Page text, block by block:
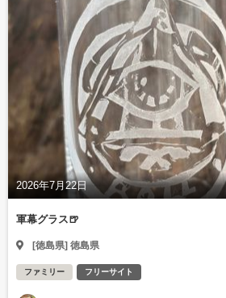
2026年7月22日
軍幕グラス🍺
[徳島県] 徳島県
ファミリー フリーサイト